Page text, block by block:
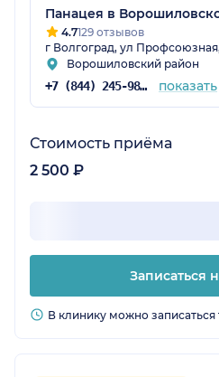
Панацея в
4.7129 отзывов
г Волгоград, ул
Ворошиловский район
+7 (844) 245-98-04 показать
Стоимость приёма
2 500 ₽
Записаться
В клинику можно